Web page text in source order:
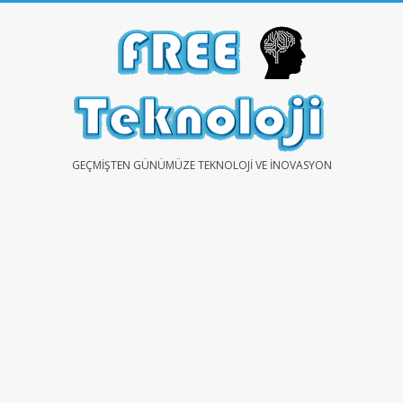
FREEGEÇMIŞTEN GÜNÜMÜZE TEKNOLOJI VE İNOVASYON